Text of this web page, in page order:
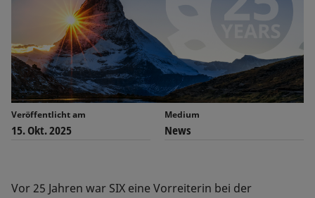
Veröffentlicht am
15. Okt. 2025
Medium
News
Vor 25 Jahren war SIX eine Vorreiterin bei der